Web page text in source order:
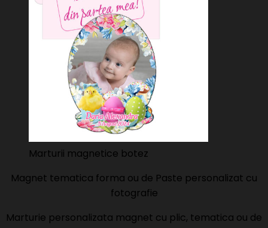
Marturii magnetice botez
Magnet tematica forma ou de Paste personalizat cu
fotografie
Marturie personalizata magnet cu plic, tematica ou de